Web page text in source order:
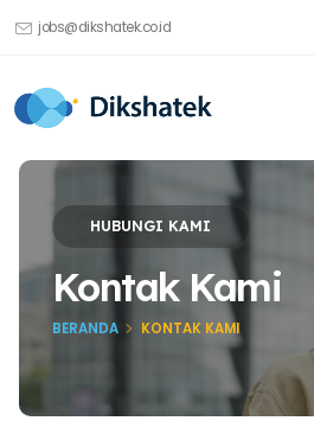
jobs@dikshatek.co.id
HUBUNGI KAMI
Kontak Kami
BERANDA KONTAK KAMI